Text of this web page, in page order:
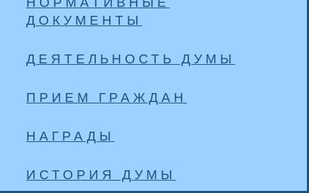
ДОКУМЕНТЫ
ДЕЯТЕЛЬНОСТЬ ДУМЫ
ПРИЕМ ГРАЖДАН
НАГРАДЫ
ИСТОРИЯ ДУМЫ